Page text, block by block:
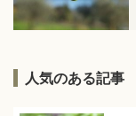
人気のある記事